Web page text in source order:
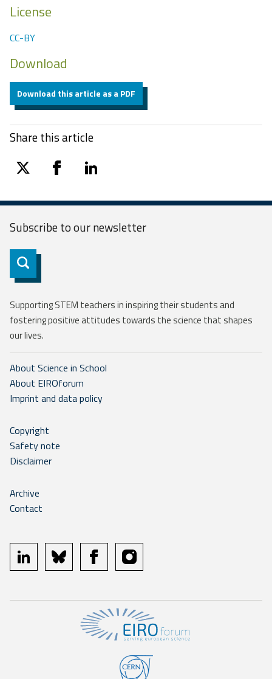
License
CC-BY
Download
Download this article as a PDF
Share this article
twitter facebooklinkedin
Subscribe to ournewsletter
Subscribe
Supporting STEM teachers in inspiring their students and
fostering positive attitudes towards the science that shapes
our lives.
About Science in School
About EIROforum
Imprint and data policy
Copyright
Safety note
Disclaimer
Archive
Contact
linkedin bluesky facebookinstagram